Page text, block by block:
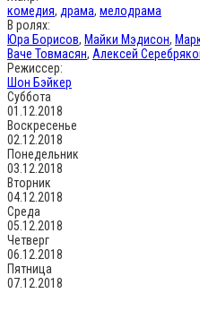
комедия, драма, мелодрама
В ролях:
Юра Борисов, Майки Мэдисон,
Ваче Товмасян, Алексей
Режиссер:
Шон Бэйкер
Суббота
01.12.2018
Воскресенье
02.12.2018
Понедельник
03.12.2018
Вторник
04.12.2018
Среда
05.12.2018
Четверг
06.12.2018
Пятница
07.12.2018